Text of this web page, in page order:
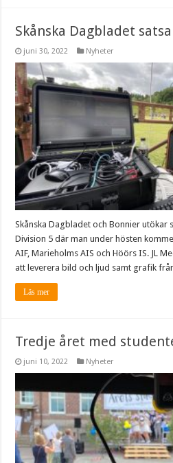
Skånska Dagbladet
juni 30, 2022 Nyheter
Skånska Dagbladet och Bonnier utökar
Division 5 där man under hösten
AIF, Marieholms AIS och Höörs IS. JL
att leverera bild och ljud samt grafik
Läs mer
Tredje året med
juni 10, 2022 Nyheter